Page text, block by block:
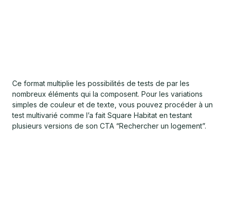
Ce format multiplie les possibilités de tests de par les
nombreux éléments qui la composent. Pour les variations
simples de couleur et de texte, vous pouvez procéder à un
test multivarié comme l’a fait Square Habitat en testant
plusieurs versions de son CTA “Rechercher un logement”.